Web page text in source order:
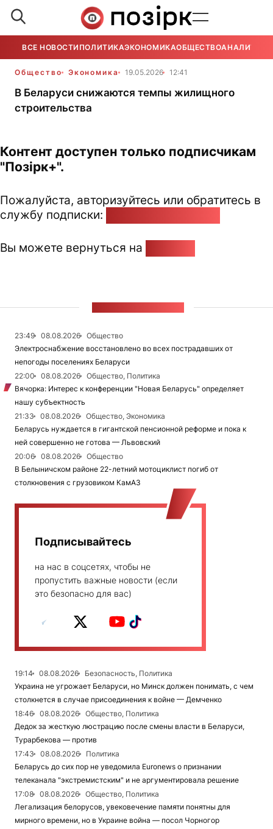
ВСЕ НОВОСТИ ПОЛИТИКАЭКОНОМИКАОБЩЕСТВОАНАЛИТИКА
Общество Экономика 19.05.2026 12:41
В Беларуси снижаются темпы жилищного
строительства
Контент доступен только подписчикам
"Позірк+".
Пожалуйста, авторизуйтесь или обратитесь в
службу подписки:
Вы можете вернуться на
23:49 08.08.2026
Общество
Электроснабжение восстановлено во всех пострадавших от
непогоды поселениях Беларуси
22:00
08.08.2026
Общество, Политика
Вячорка: Интерес к конференции "Новая Беларусь" определяет
нашу субъектность
21:33
08.08.2026
Общество, Экономика
Беларусь нуждается в гигантской пенсионной реформе и пока к
ней совершенно не готова — Львовский
20:06
08.08.2026
Общество
В Белыничском районе 22-летний мотоциклист погиб от
столкновения с грузовиком КамАЗ
Подписывайтесь
на нас в соцсетях, чтобы не
пропустить важные новости (если
это безопасно для вас)
19:14 08.08.2026
Безопасность, Политика
Украина не угрожает Беларуси, но Минск должен понимать, с чем
столкнется в случае присоединения к войне — Демченко
18:46
08.08.2026
Общество, Политика
Дедок за жесткую люстрацию после смены власти в Беларуси,
Турарбекова — против
17:43
08.08.2026
Политика
Беларусь до сих пор не уведомила Euronews о признании
телеканала "экстремистским" и не аргументировала решение
17:08
08.08.2026
Общество, Политика
Легализация белорусов, увековечение памяти понятны для
мирного времени, но в Украине война — посол Чорногор